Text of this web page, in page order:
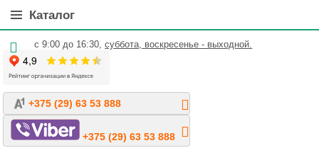
Каталог
с 9:00 до 16:30,суббота, воскресенье - выходной.
+375 (29) 63 53 888
+375 (29) 63 53 888